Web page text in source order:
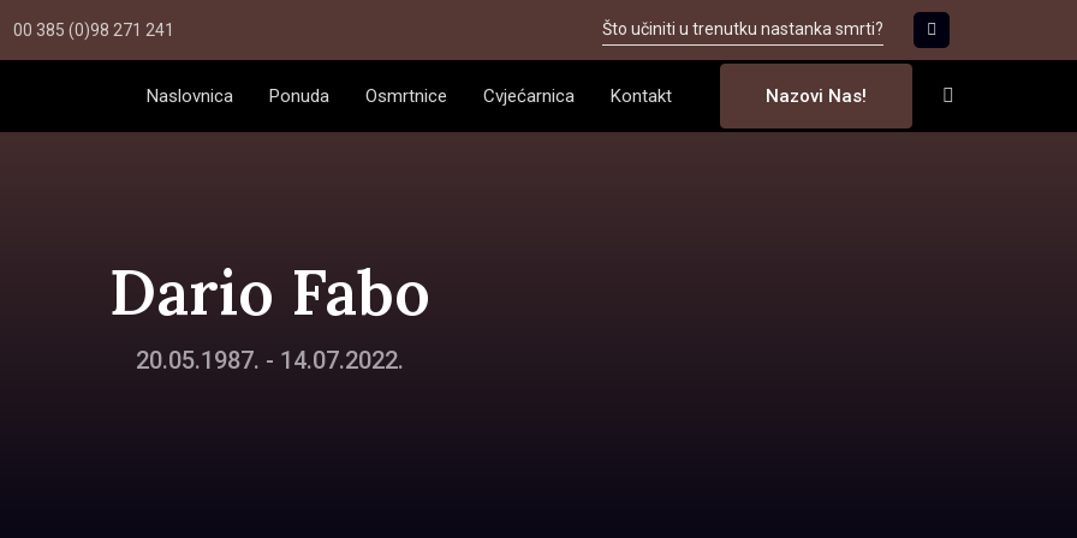
00 385 (0)98 271 241 Što učiniti u trenutku nastanka smrti?
Naslovnica Ponuda Osmrtnice Cvjećarnica Kontakt Nazovi Nas!
Dario Fabo
20.05.1987. - 14.07.2022.